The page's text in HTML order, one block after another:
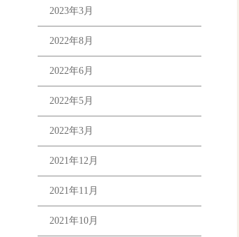
2023年3月
2022年8月
2022年6月
2022年5月
2022年3月
2021年12月
2021年11月
2021年10月